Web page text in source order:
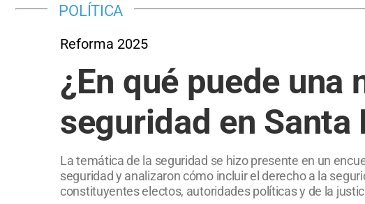
POLÍTICA
Reforma 2025
¿En qué puede
seguridad en Santa
La temática de la seguridad se hizo presente en un
seguridad y analizaron cómo incluir el derecho a la
constituyentes electos, autoridades políticas y de la